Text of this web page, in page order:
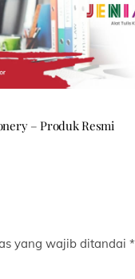
– Produk Resmi
yang wajib ditandai *